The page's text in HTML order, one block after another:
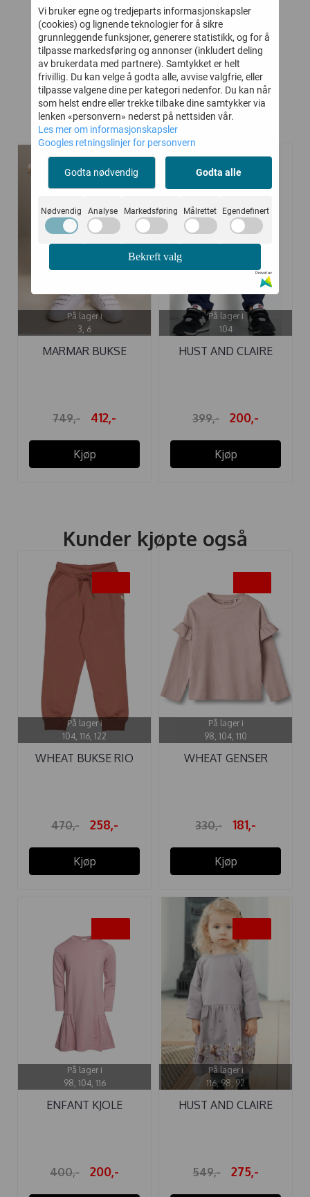
649,-
422,-
Kjøp
749,-
486,-
Kjøp
Relaterte produkter
-45%
På lager i
3, 6
MARMAR BUKSE
749,- 412,-
Kjøp
-50%
På lager i
104
HUST AND CLAIRE
399,- 200,-
Kjøp
Kunder kjøpte også
På lager i
104, 116, 122
WHEAT BUKSE RIO
470,- 258,-
Kjøp
På lager i
98, 104, 110
WHEAT GENSER
330,- 181,-
Kjøp
På lager i
98, 104, 116
ENFANT KJOLE
400,- 200,-
På lager i
116, 98, 92
HUST AND CLAIRE
549,- 275,-
Vi bruker egne og tredjeparts informasjonskapsler
(cookies) og lignende teknologier for å sikre
grunnleggende funksjoner, generere statistikk, og for å
tilpasse markedsføring og annonser (inkludert deling
av brukerdata med partnere). Samtykket er helt
frivillig. Du kan velge å godta alle, avvise valgfrie, eller
tilpasse valgene dine per kategori nedenfor. Du kan når
som helst endre eller trekke tilbake dine samtykker via
lenken «personvern» nederst på nettsiden vår.
Les mer om informasjonskapsler
Googles retningslinjer for personvern
Godta nødvendig Godta alle
Nødvendig Analyse Markedsføring Målrettet Egendefinert
Bekreft valg
Drevet av